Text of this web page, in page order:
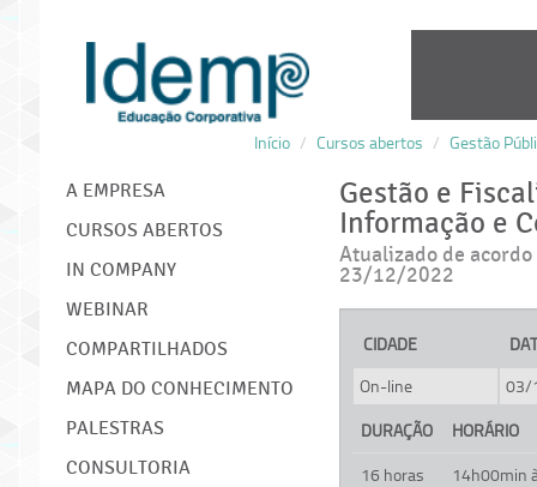
IDEMP
Início / Cursos abertos / Gestão
A EMPRESA
CURSOS ABERTOS
IN COMPANY
WEBINAR
COMPARTILHADOS
MAPA DO CONHECIMENTO
PALESTRAS
CONSULTORIA
Gestão e
Informação e
Atualizado de
23/12/2022
CIDADE
On-line
03/
DURAÇÃO
HORÁRIO
16 horas
14h00min